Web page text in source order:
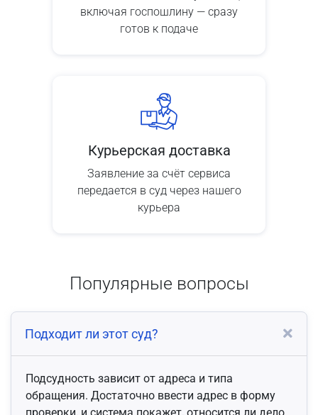
включая госпошлину — сразу
готов к подаче
Курьерская доставка
Заявление за счёт сервиса
передается в суд через нашего
курьера
Популярные вопросы
Подходит ли этот суд?
Подсудность зависит от адреса и типа
обращения. Достаточно ввести адрес в форму
проверки, и система покажет, относится ли дело